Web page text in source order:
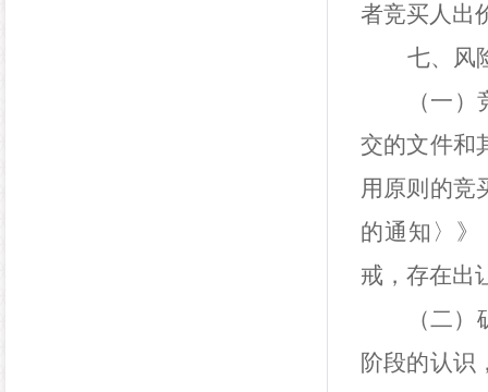
者竞买人出
七、风
（一
交的文件和
用原则的竞
的通知〉
戒，存在出
（二
阶段的认识